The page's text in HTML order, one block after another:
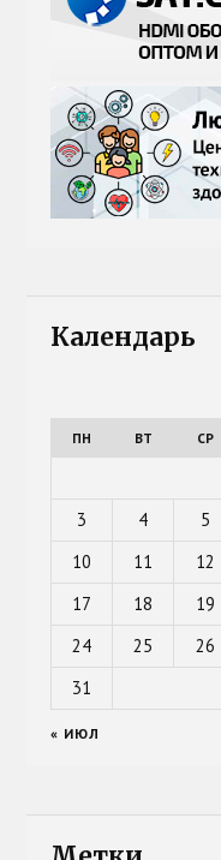
Календарь
ПН ВТ СР
3
4 5
10
11 12
17
18 19
24
25 26
31
« ИЮЛ